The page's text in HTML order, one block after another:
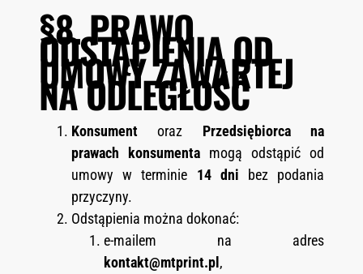
§8. PRAWO
ODSTĄPIENIA OD
UMOWY ZAWARTEJ
NA ODLEGŁOŚĆ
Konsument oraz Przedsiębiorca na
prawach konsumenta mogą odstąpić od
umowy w terminie 14 dni bez podania
przyczyny.
Odstąpienia można dokonać:
e-mailem na adres
kontakt@mtprint.pl,